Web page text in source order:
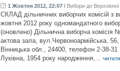
1 Жовтня 2012, 22:07 / Вибори до
СКЛАД дільничних виборчих комісій з
жовтня 2012 року одномандатного
(оновлено) Дільнична виборча
актова зала, вул.Червоноармійська,
Вінницька обл., 24400, телефон 2-38-31
Луківна, 1954 року народження,...